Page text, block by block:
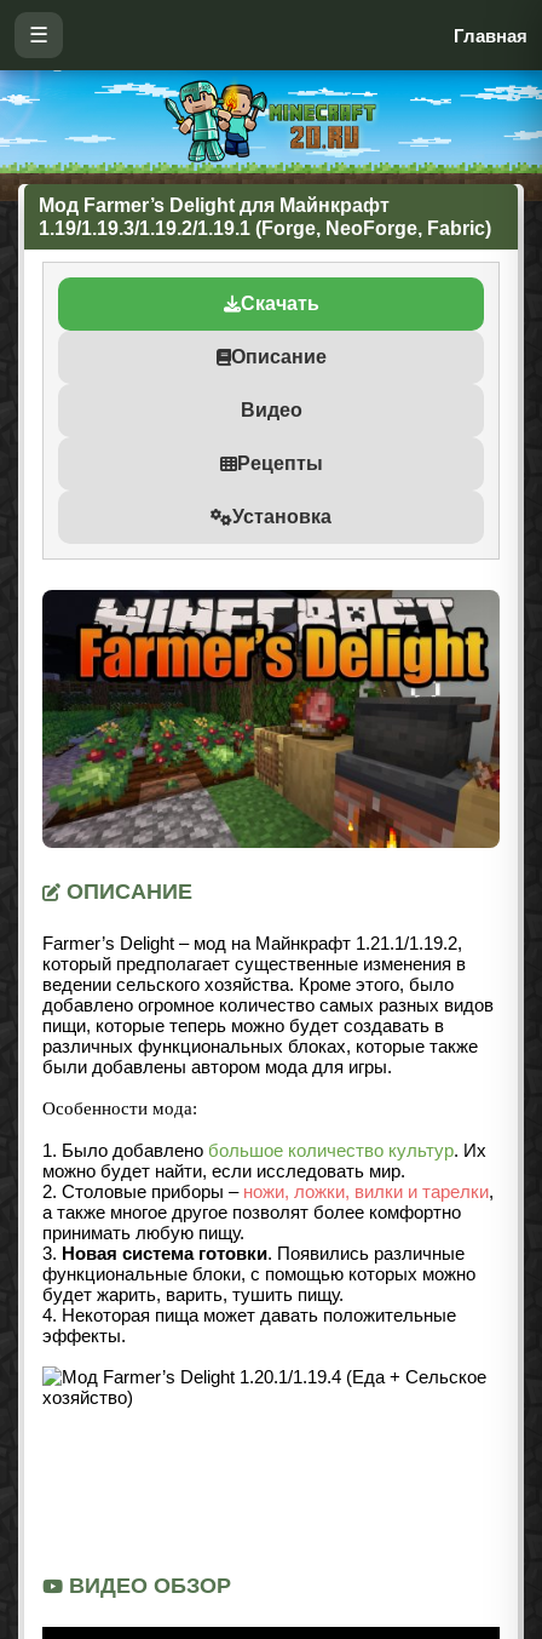
☰ Главная
Мод Farmer’s Delight для Майнкрафт
1.19/1.19.3/1.19.2/1.19.1 (Forge, NeoForge, Fabric)
Скачать
Описание
Видео
Рецепты
Установка
ОПИСАНИЕ
Farmer’s Delight – мод на Майнкрафт 1.21.1/1.19.2,
который предполагает существенные изменения в
ведении сельского хозяйства. Кроме этого, было
добавлено огромное количество самых разных видов
пищи, которые теперь можно будет создавать в
различных функциональных блоках, которые также
были добавлены автором мода для игры.
Особенности мода:
1. Было добавлено большое количество культур. Их
можно будет найти, если исследовать мир.
2. Столовые приборы – ножи, ложки, вилки и тарелки,
а также многое другое позволят более комфортно
принимать любую пищу.
3. Новая система готовки. Появились различные
функциональные блоки, с помощью которых можно
будет жарить, варить, тушить пищу.
4. Некоторая пища может давать положительные
эффекты.
ВИДЕО ОБЗОР